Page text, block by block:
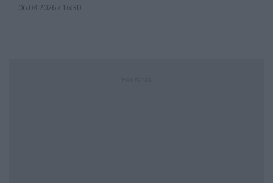
06.08.2026 / 16:30